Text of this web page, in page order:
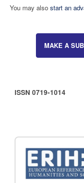
You may also start an
MAKE A
ISSN 0719-1014